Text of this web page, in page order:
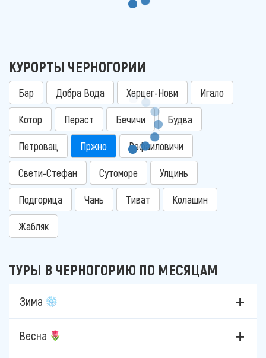
КУРОРТЫ ЧЕРНОГОРИИ
Бар Добра Вода Херцег-Нови Игало
Котор Пераст Бечичи Будва
Петровац Пржно Рафаиловичи
Свети-Стефан Сутоморе Улцинь
Подгорица Чань Тиват Колашин
Жабляк
ТУРЫ В ЧЕРНОГОРИЮ ПО МЕСЯЦАМ
Зима
Весна